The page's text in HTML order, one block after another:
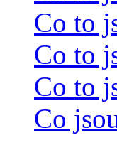
Co to
Co to
Co to
Co